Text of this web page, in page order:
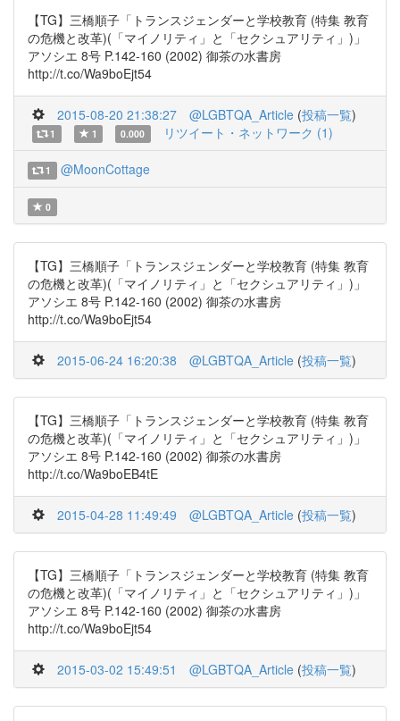
【TG】三橋順子「トランスジェンダーと学校教育 (特集 教育
の危機と改革)(「マイノリティ」と「セクシュアリティ」)」
アソシエ 8号 P.142-160 (2002) 御茶の水書房
http://t.co/Wa9boEjt54
2015-08-20 21:38:27 @LGBTQA_Article (投稿一覧)
1 1 0.000 リツイート・ネットワーク (1)
1 @MoonCottage
0
【TG】三橋順子「トランスジェンダーと学校教育 (特集 教育
の危機と改革)(「マイノリティ」と「セクシュアリティ」)」
アソシエ 8号 P.142-160 (2002) 御茶の水書房
http://t.co/Wa9boEjt54
2015-06-24 16:20:38 @LGBTQA_Article (投稿一覧)
【TG】三橋順子「トランスジェンダーと学校教育 (特集 教育
の危機と改革)(「マイノリティ」と「セクシュアリティ」)」
アソシエ 8号 P.142-160 (2002) 御茶の水書房
http://t.co/Wa9boEB4tE
2015-04-28 11:49:49 @LGBTQA_Article (投稿一覧)
【TG】三橋順子「トランスジェンダーと学校教育 (特集 教育
の危機と改革)(「マイノリティ」と「セクシュアリティ」)」
アソシエ 8号 P.142-160 (2002) 御茶の水書房
http://t.co/Wa9boEjt54
2015-03-02 15:49:51 @LGBTQA_Article (投稿一覧)